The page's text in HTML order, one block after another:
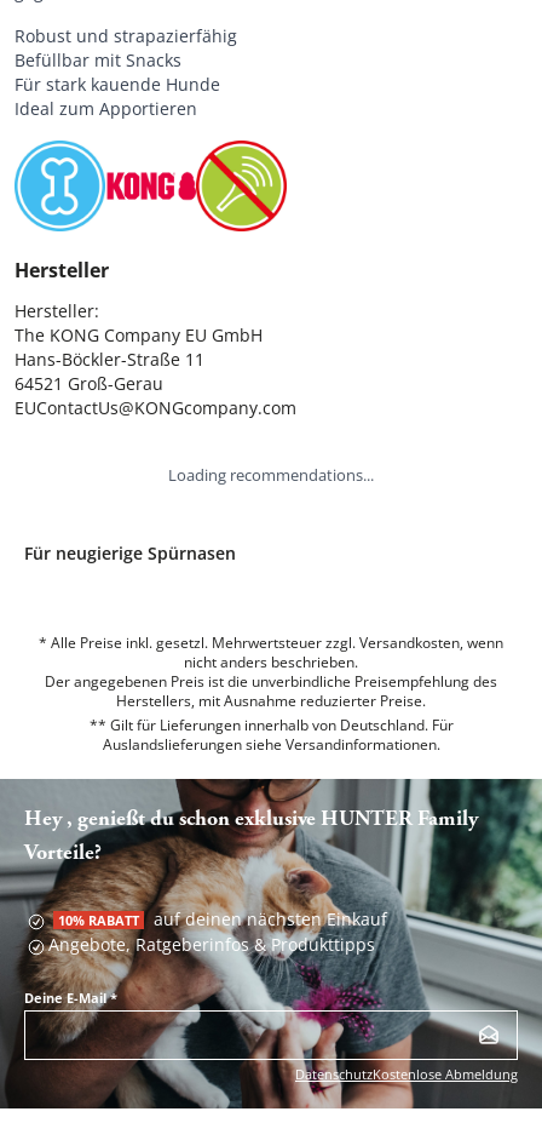
Robust und strapazierfähig
Befüllbar mit Snacks
Für stark kauende Hunde
Ideal zum Apportieren
Hersteller
Hersteller:
The KONG Company EU GmbH
Hans-Böckler-Straße 11
64521 Groß-Gerau
EUContactUs@KONGcompany.com
Loading recommendations...
Für neugierige Spürnasen
* Alle Preise inkl. gesetzl. Mehrwertsteuer zzgl. Versandkosten, wenn
nicht anders beschrieben.
Der angegebenen Preis ist die unverbindliche Preisempfehlung des
Herstellers, mit Ausnahme reduzierter Preise.
** Gilt für Lieferungen innerhalb von Deutschland. Für
Auslandslieferungen siehe Versandinformationen.
Hey , genießt du schon exklusive HUNTER Family
Vorteile?
10% RABATT auf deinen nächsten Einkauf
Angebote, Ratgeberinfos & Produkttipps
Deine E-Mail*
DatenschutzKostenlose Abmeldung